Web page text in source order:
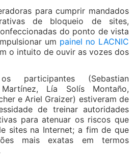
para cumprir mandados
de bloqueio de sites,
do ponto de vista
um painel no LACNIC
o intuito de ouvir as vozes dos
participantes (Sebastian
Lía Solís Montaño,
e Ariel Graizer) estiveram de
de treinar autoridades
para atenuar os riscos que
sites na Internet; a fim de que
mais exatas em termos